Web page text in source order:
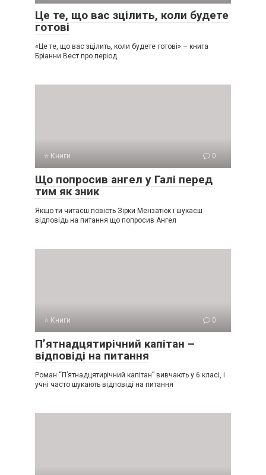
Це те, що вас зцілить, коли будете
готові
«Це те, що вас зцілить, коли будете готові» – книга
Бріанни Вест про період
⭐ Книги 0
Що попросив ангел у Галі перед
тим як зник
Якщо ти читаєш повість Зірки Мензатюк і шукаєш
відповідь на питання що попросив Ангел
⭐ Книги 0
П’ятнадцятирічний капітан –
відповіді на питання
Роман “П’ятнадцятирічний капітан” вивчають у 6 класі, і
учні часто шукають відповіді на питання